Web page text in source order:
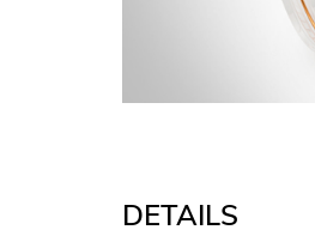
DETAILS